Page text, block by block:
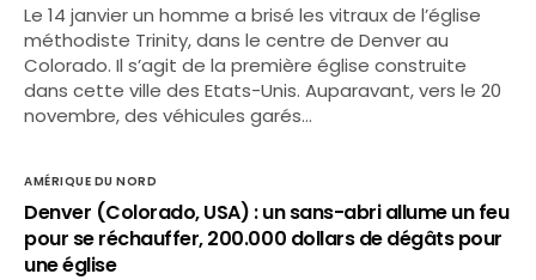
Le 14 janvier un homme a brisé les vitraux de l’église
méthodiste Trinity, dans le centre de Denver au
Colorado. Il s’agit de la première église construite
dans cette ville des Etats-Unis. Auparavant, vers le 20
novembre, des véhicules garés…
AMÉRIQUE DU NORD
Denver (Colorado, USA) : un sans-abri allume un feu
pour se réchauffer, 200.000 dollars de dégâts pour
une église